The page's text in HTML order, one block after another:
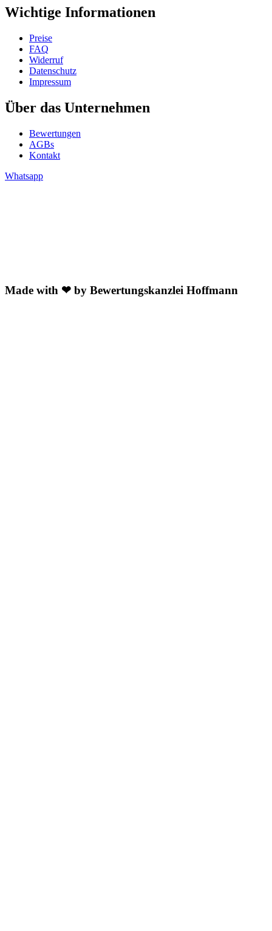
Wichtige Informationen
Preise
FAQ
Widerruf
Datenschutz
Impressum
Über das Unternehmen
Bewertungen
AGBs
Kontakt
Whatsapp
Made with ❤ by Bewertungskanzlei Hoffmann